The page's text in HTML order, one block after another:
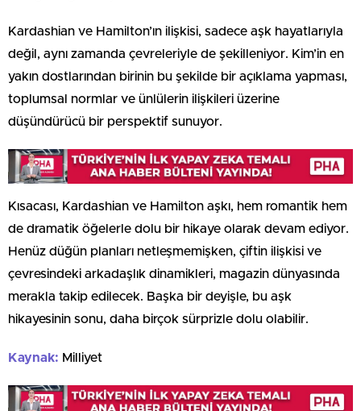
Kardashian ve Hamilton’ın ilişkisi, sadece aşk hayatlarıyla
değil, aynı zamanda çevreleriyle de şekilleniyor. Kim’in en
yakın dostlarından birinin bu şekilde bir açıklama yapması,
toplumsal normlar ve ünlülerin ilişkileri üzerine
düşündürücü bir perspektif sunuyor.
Kısacası, Kardashian ve Hamilton aşkı, hem romantik hem
de dramatik öğelerle dolu bir hikaye olarak devam ediyor.
Henüz düğün planları netleşmemişken, çiftin ilişkisi ve
çevresindeki arkadaşlık dinamikleri, magazin dünyasında
merakla takip edilecek. Başka bir deyişle, bu aşk
hikayesinin sonu, daha birçok sürprizle dolu olabilir.
Kaynak: Milliyet